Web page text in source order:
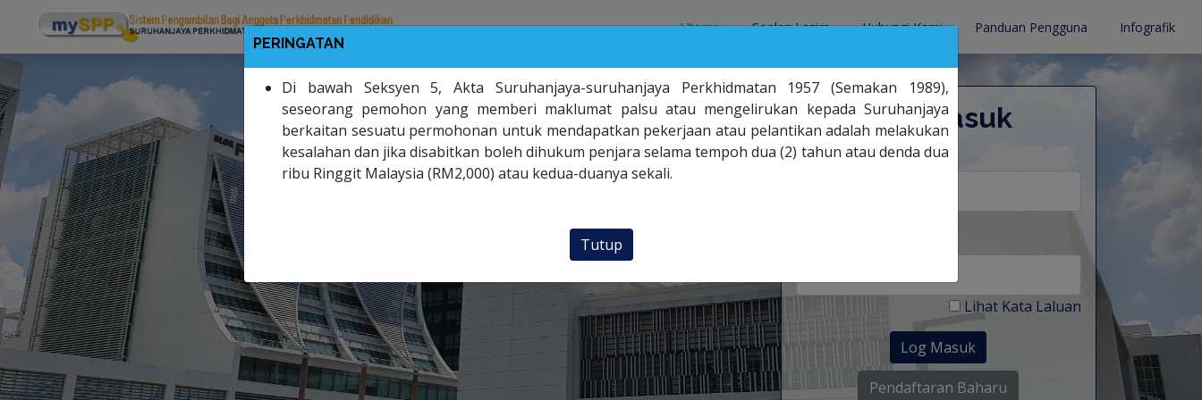
Utama Soalan Lazim Hubungi Kami Panduan Pengguna Infografik
Log Masuk
No. Kad Pengenalan
Lihat Kata Laluan
Log Masuk
Pendaftaran Baharu
PERINGATAN
Di bawah Seksyen 5, Akta Suruhanjaya-suruhanjaya Perkhidmatan 1957 (Semakan 1989),
seseorang pemohon yang memberi maklumat palsu atau mengelirukan kepada Suruhanjaya
berkaitan sesuatu permohonan untuk mendapatkan pekerjaan atau pelantikan adalah melakukan
kesalahan dan jika disabitkan boleh dihukum penjara selama tempoh dua (2) tahun atau denda dua
ribu Ringgit Malaysia (RM2,000) atau kedua-duanya sekali.
Tutup